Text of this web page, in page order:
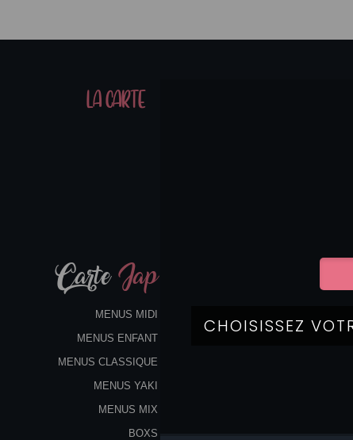
LA CARTE
CarteJap
MENUS MIDI
MENUS ENFANT
MENUS CLASSIQUE
MENUS YAKI
MENUS MIX
BOXS